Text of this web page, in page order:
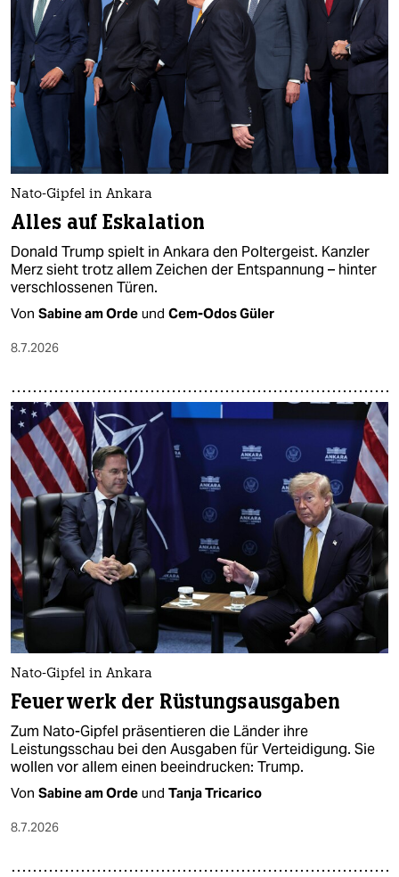
Nato-Gipfel in Ankara
Alles auf Eskalation
Donald Trump spielt in Ankara den Poltergeist. Kanzler
Merz sieht trotz allem Zeichen der Entspannung – hinter
verschlossenen Türen.
Von Sabine am Orde und Cem-Odos Güler
8.7.2026
Nato-Gipfel in Ankara
Feuerwerk der Rüstungsausgaben
Zum Nato-Gipfel präsentieren die Länder ihre
Leistungsschau bei den Ausgaben für Verteidigung. Sie
wollen vor allem einen beeindrucken: Trump.
Von Sabine am Orde und Tanja Tricarico
8.7.2026